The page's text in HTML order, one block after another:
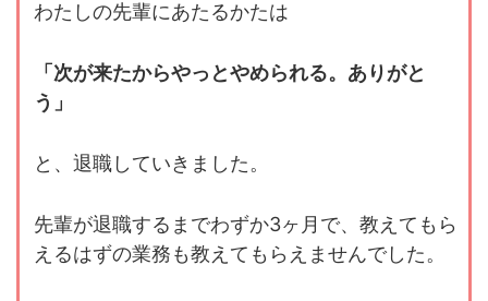
わたしの先輩にあたるかたは
「次が来たからやっとやめられる。ありがと
う」
と、退職していきました。
先輩が退職するまでわずか3ヶ月で、教えてもら
えるはずの業務も教えてもらえませんでした。